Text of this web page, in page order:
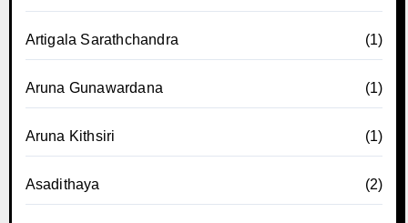
Artigala Sarathchandra (1)
Aruna Gunawardana (1)
Aruna Kithsiri (1)
Asadithaya (2)